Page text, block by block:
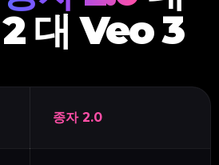
대 Veo 3
종자 2.0